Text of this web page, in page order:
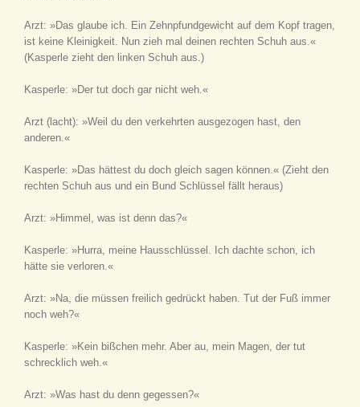
Arzt: »Das glaube ich. Ein Zehnpfundgewicht auf dem Kopf tragen,
ist keine Kleinigkeit. Nun zieh mal deinen rechten Schuh aus.«
(Kasperle zieht den linken Schuh aus.)
Kasperle: »Der tut doch gar nicht weh.«
Arzt (lacht): »Weil du den verkehrten ausgezogen hast, den
anderen.«
Kasperle: »Das hättest du doch gleich sagen können.« (Zieht den
rechten Schuh aus und ein Bund Schlüssel fällt heraus)
Arzt: »Himmel, was ist denn das?«
Kasperle: »Hurra, meine Hausschlüssel. Ich dachte schon, ich
hätte sie verloren.«
Arzt: »Na, die müssen freilich gedrückt haben. Tut der Fuß immer
noch weh?«
Kasperle: »Kein bißchen mehr. Aber au, mein Magen, der tut
schrecklich weh.«
Arzt: »Was hast du denn gegessen?«